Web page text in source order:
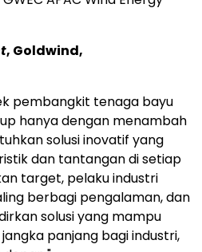
, Goldwind,
pembangkit tenaga bayu
hanya dengan menambah
solusi inovatif yang
dan tantangan di setiap
target, pelaku industri
berbagi pengalaman, dan
solusi yang mampu
panjang bagi industri,